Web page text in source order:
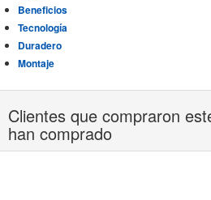
Beneficios
Tecnología
Duradero
Montaje
Clientes que compraron
han comprado